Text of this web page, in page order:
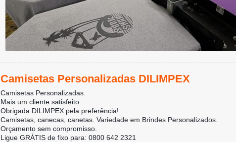
Camisetas Personalizadas DILIMPEX
Camisetas Personalizadas.
Mais um cliente satisfeito.
Obrigada DILIMPEX pela preferência!
Camisetas, canecas, canetas. Variedade em Brindes Personalizados.
Orçamento sem compromisso.
Ligue GRÁTIS de fixo para: 0800 642 2321